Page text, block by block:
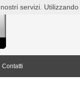
Contatti
servizi.